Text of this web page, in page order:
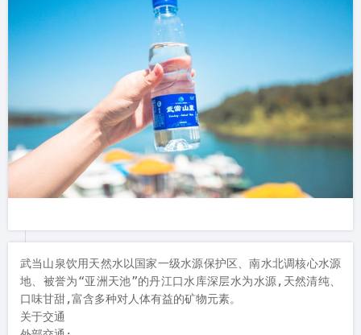
武当山泉饮用天然水以国家一级水源保护区、南水北调核心水源
地、被誉为“亚洲天池”的丹江口水库深层水为水源,天然清纯、
口味甘甜,富含多种对人体有益的矿物元素。
关于交通